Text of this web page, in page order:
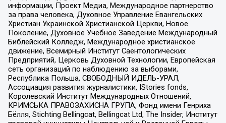
информации, Проект Медиа, Международное партнерство
за права человека, Духовное Управление Евангельских
Христиан Украинской Христианской Церкви, Новое
Поколение, Духовное Учебное Заведение Международный
Библейский Колледж, Международное христианское
движение, Всемирный Институт Саентологических
Предприятий, Церковь Духовной Технологии, Европейская
сеть организаций по наблюдению за выборами,
Республика Польша, СВОБОДНЫЙ ИДЕЛЬ-УРАЛ,
Ассоциация развития журналистики, IStories fonds,
Королевский Институт Международных Отношений,
КРИМСЬКА ПРАВОЗАХИСНА ГРУПА, Фонд имени Генриха
Бёлля, Stichting Bellingcat, Bellingcat Ltd, The Insider, Институт